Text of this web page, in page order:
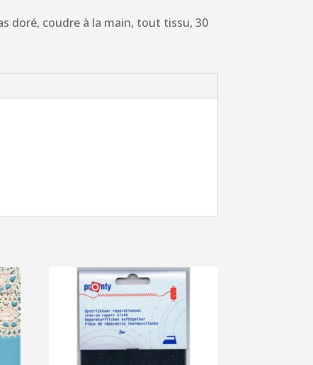
doré, coudre à la main, tout tissu, 30